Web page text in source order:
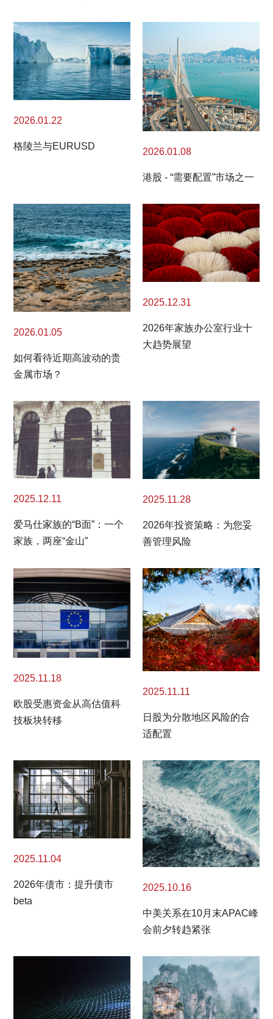
2026.01.22
格陵兰与EURUSD
2026.01.08
港股 - “需要配置”市场之一
2026.01.05
如何看待近期高波动的贵
金属市场？
2025.12.31
2026年家族办公室行业十
大趋势展望
2025.12.11
爱马仕家族的“B面”：一个
家族，两座“金山”
2025.11.28
2026年投资策略：为您妥
善管理风险
2025.11.18
欧股受惠资金从高估值科
技板块转移
2025.11.11
日股为分散地区风险的合
适配置
2025.11.04
2026年债市：提升债市
beta
2025.10.16
中美关系在10月末APAC峰
会前夕转趋紧张